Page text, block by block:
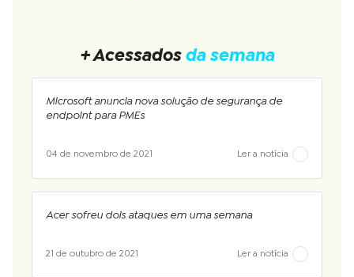
+ Acessados da semana
Microsoft anuncia nova solução de segurança de
endpoint para PMEs
04 de novembro de 2021 Ler a notícia
Acer sofreu dois ataques em uma semana
21 de outubro de 2021 Ler a notícia